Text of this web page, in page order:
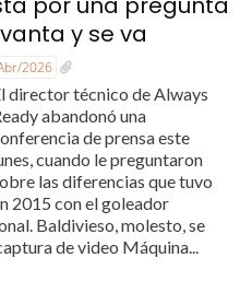
y se va
2026
director técnico de Always
abandonó una
de prensa este
cuando le preguntaron
las diferencias que tuvo
2015 con el goleador
Baldivieso, molesto, se
de video Máquina...